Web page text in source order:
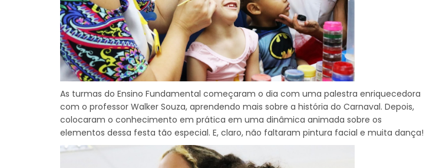
As turmas do Ensino Fundamental começaram o dia com uma palestra enriquecedora
com o professor Walker Souza, aprendendo mais sobre a história do Carnaval. Depois,
colocaram o conhecimento em prática em uma dinâmica animada sobre os
elementos dessa festa tão especial. E, claro, não faltaram pintura facial e muita dança!